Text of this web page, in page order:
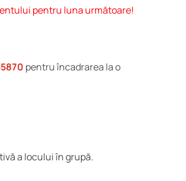
pentru luna următoare!
pentru încadrarea la o
a locului în grupă.